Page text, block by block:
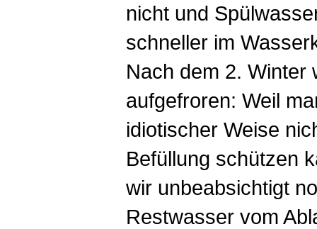
nicht und
schneller im
Nach dem 2. Winter
aufgefroren: Weil
idiotischer Weise
Befüllung schützen
wir unbeabsichtigt
Restwasser vom